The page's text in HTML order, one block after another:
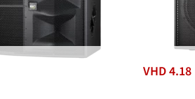
VHD 4.18